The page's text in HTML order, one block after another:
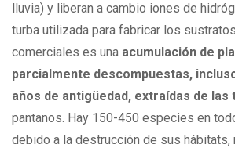
lluvia) y liberan a cambio iones de
turba utilizada para fabricar los
comerciales es una acumulación de
parcialmente descompuestas,
años de antigüedad, extraídas de las
pantanos. Hay 150-450 especies en
debido a la destrucción de sus